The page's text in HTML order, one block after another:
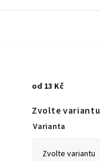
od 13 Kč
Zvolte variantu
Varianta